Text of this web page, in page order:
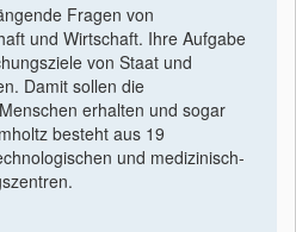
Fragen von
und Wirtschaft. Ihre Aufgabe
von Staat und
Damit sollen die
erhalten und sogar
besteht aus 19
und medizinisch-